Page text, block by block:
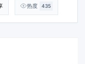
热度 435